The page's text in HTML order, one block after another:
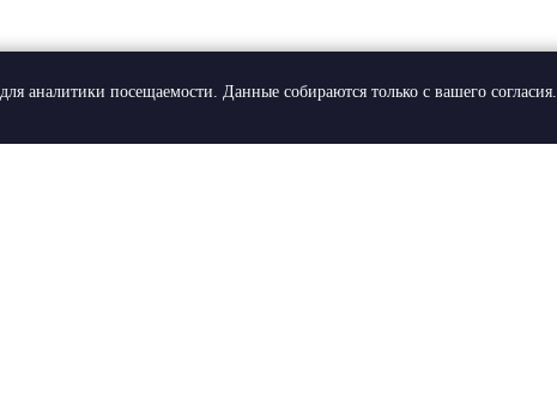
аналитики посещаемости. Данные собираются только с вашего согласия.